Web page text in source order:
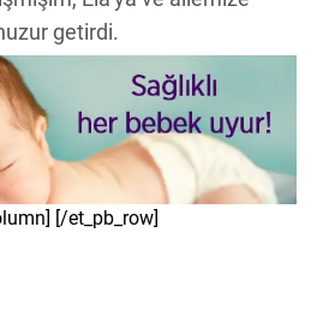
getirdi.
[/et_pb_row]